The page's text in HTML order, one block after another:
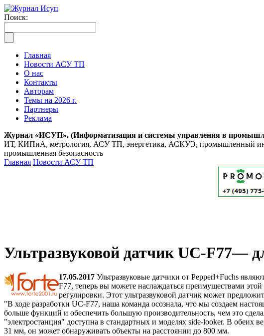
Поиск:
Главная
Новости АСУ ТП
О нас
Контакты
Авторам
Темы на 2026 г.
Партнеры
Реклама
Журнал «ИСУП». (Информатизация и системы управления в
ИТ, КИПиА, метрология, АСУ ТП, энергетика, АСКУЭ, промышленный
промышленная безопасность
Главная Новости АСУ ТП
Ультразвуковой датчик UC-F77—
17.05.2017 Ультразвуковые датчики от Pepperl+Fuchs
F77, теперь вы можете наслаждаться преимуществами
регулировки. Этот ультразвуковой датчик может
"В ходе разработки UC-F77, наша команда осознала, что мы создаем
больше функций и обеспечить большую производительность, чем это
"электростанция" доступна в стандартных и моделях side-looker. В обеих
31 мм, он может обнаруживать объекты на расстоянии до 800 мм.